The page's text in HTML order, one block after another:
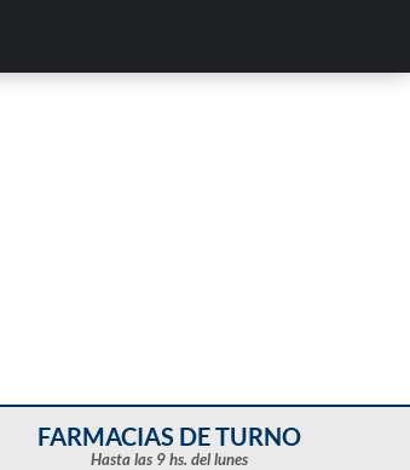
FARMACIAS DE TURNO
Hasta las 9 hs. del lunes